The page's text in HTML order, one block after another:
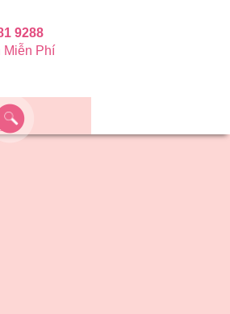
9288
Miễn Phí